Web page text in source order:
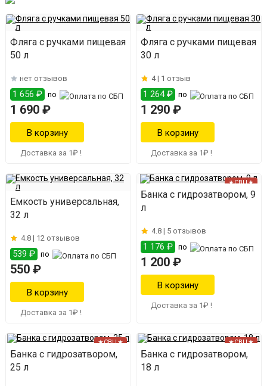
Фляга с ручками пищевая
50 л
нет отзывов
1 656 ₽ по
1 690 ₽
Доставка за 1₽ !
Фляга с ручками пищевая
30 л
4 | 1 отзыв
1 264 ₽ по
1 290 ₽
Доставка за 1₽ !
Емкость универсальная,
32 л
4.8 | 12 отзывов
539 ₽ по
550 ₽
Доставка за 1₽ !
★СВЦ★
Банка с гидрозатвором, 9
л
4.8 | 5 отзывов
1 176 ₽ по
1 200 ₽
Доставка за 1₽ !
★СВЦ★
Банка с гидрозатвором,
25 л
★СВЦ★
Банка с гидрозатвором,
18 л